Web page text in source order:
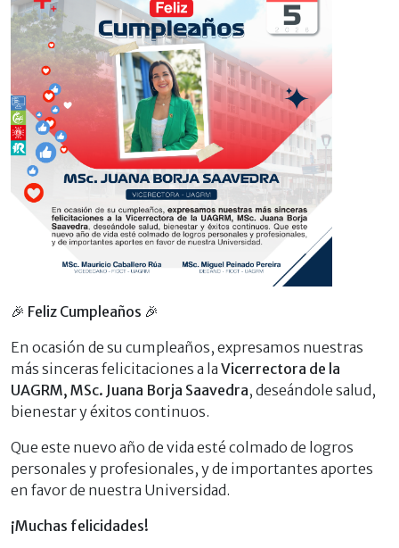
🎉 Feliz Cumpleaños 🎉
En ocasión de su cumpleaños, expresamos nuestras
más sinceras felicitaciones a la Vicerrectora de la
UAGRM, MSc. Juana Borja Saavedra, deseándole salud,
bienestar y éxitos continuos.
Que este nuevo año de vida esté colmado de logros
personales y profesionales, y de importantes aportes
en favor de nuestra Universidad.
¡Muchas felicidades!